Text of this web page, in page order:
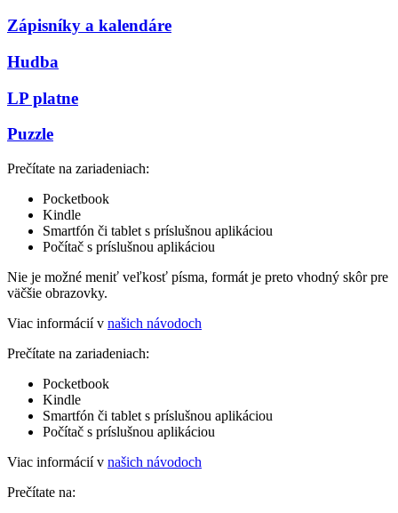
Zápisníky a kalendáre
Hudba
LP platne
Puzzle
Prečítate na zariadeniach:
Pocketbook
Kindle
Smartfón či tablet s príslušnou aplikáciou
Počítač s príslušnou aplikáciou
Nie je možné meniť veľkosť písma, formát je preto vhodný skôr pre
väčšie obrazovky.
Viac informácií v našich návodoch
Prečítate na zariadeniach:
Pocketbook
Kindle
Smartfón či tablet s príslušnou aplikáciou
Počítač s príslušnou aplikáciou
Viac informácií v našich návodoch
Prečítate na: